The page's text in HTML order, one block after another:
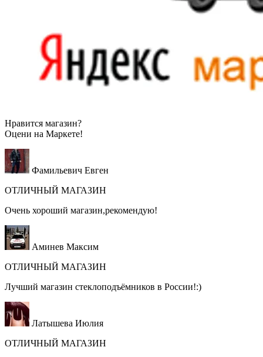
Нравится магазин?
Оцени на Маркете!
Фамильевич Евген
ОТЛИЧНЫЙ МАГАЗИН
Очень хороший магазин,рекомендую!
Аминев Максим
ОТЛИЧНЫЙ МАГАЗИН
Лучший магазин стеклоподъёмников в России!:)
Латышева Июлия
ОТЛИЧНЫЙ МАГАЗИН